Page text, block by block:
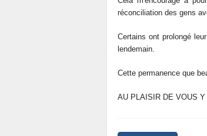
réconciliation des gens
Certains ont prolongé
lendemain.
Cette permanence que
AU PLAISIR DE VOUS Y